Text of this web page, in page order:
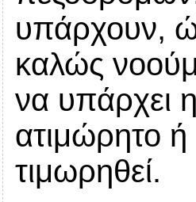
υπάρχουν,
καλώς
να υπάρχει
ατιμώρητο ή
τιμωρηθεί.